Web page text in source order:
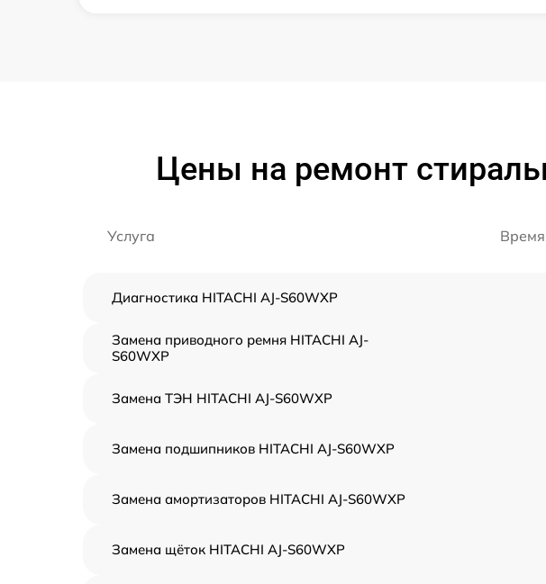
Цены на ремонт
Услуга
Диагностика HITACHI AJ-S60WXP
Замена приводного ремня HITACHI AJ-
S60WXP
Замена ТЭН HITACHI AJ-S60WXP
Замена подшипников HITACHI AJ-S60WXP
Замена амортизаторов HITACHI AJ-S60WXP
Замена щёток HITACHI AJ-S60WXP